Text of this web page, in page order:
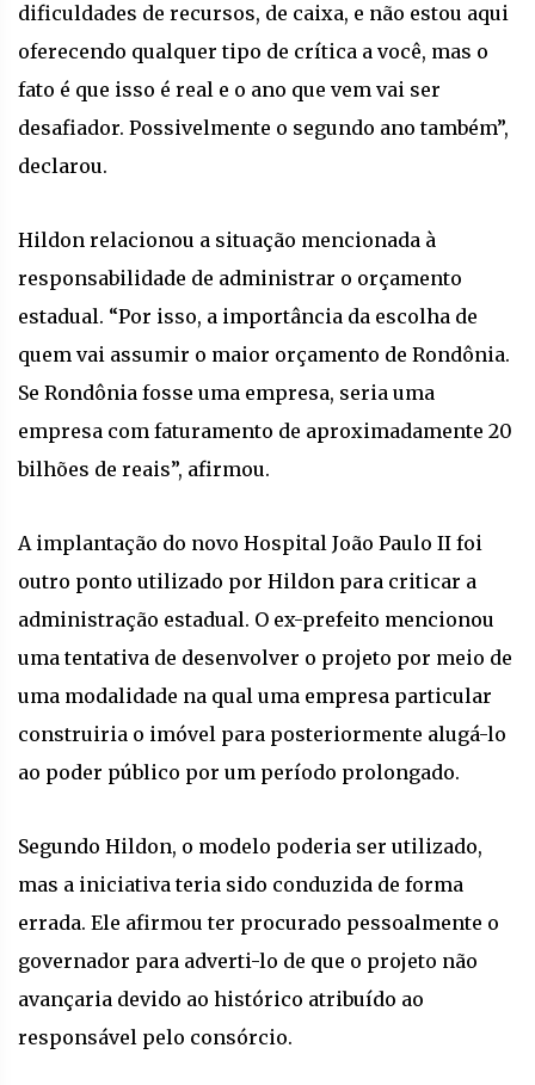
dificuldades de recursos, de caixa, e não estou aqui
oferecendo qualquer tipo de crítica a você, mas o
fato é que isso é real e o ano que vem vai ser
desafiador. Possivelmente o segundo ano também”,
declarou.
Hildon relacionou a situação mencionada à
responsabilidade de administrar o orçamento
estadual. “Por isso, a importância da escolha de
quem vai assumir o maior orçamento de Rondônia.
Se Rondônia fosse uma empresa, seria uma
empresa com faturamento de aproximadamente 20
bilhões de reais”, afirmou.
A implantação do novo Hospital João Paulo II foi
outro ponto utilizado por Hildon para criticar a
administração estadual. O ex-prefeito mencionou
uma tentativa de desenvolver o projeto por meio de
uma modalidade na qual uma empresa particular
construiria o imóvel para posteriormente alugá-lo
ao poder público por um período prolongado.
Segundo Hildon, o modelo poderia ser utilizado,
mas a iniciativa teria sido conduzida de forma
errada. Ele afirmou ter procurado pessoalmente o
governador para adverti-lo de que o projeto não
avançaria devido ao histórico atribuído ao
responsável pelo consórcio.